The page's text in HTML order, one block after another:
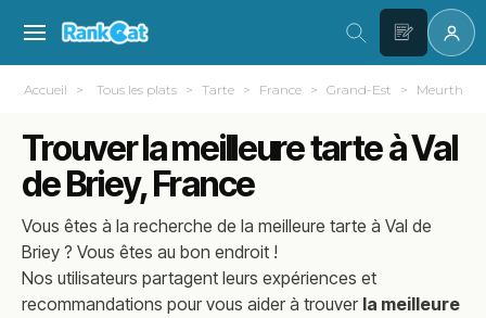
Accueil Tous les plats Tarte France Grand-Est Meurthe-
Trouver la meilleure tarte à Val
de Briey, France
Vous êtes à la recherche de la meilleuretarte àVal de
Briey ? Vous êtes au bon endroit !
Nos utilisateurs partagent leurs expériences et
recommandations pour vous aider à trouver la meilleure